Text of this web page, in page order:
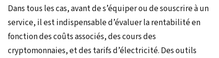
Dans tous les cas, avant de s’équiper ou de souscrire à un
service, il est indispensable d’évaluer la rentabilité en
fonction des coûts associés, des cours des
cryptomonnaies, et des tarifs d’électricité. Des outils